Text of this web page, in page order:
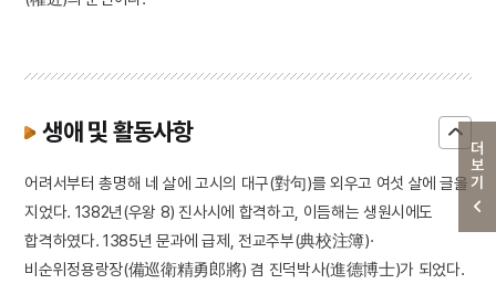
더보기
생애 및 활동사항
어려서부터 총명해 네 살에 고시의 대구(對句)를 외우고 여섯 살에 글을
지었다. 1382년(우왕 8) 진사시에 합격하고, 이듬해는 생원시에도
합격하였다. 1385년 문과에 급제, 전교주부(典校注簿)·
비순위정용랑장(備巡衛精勇郎將) 겸 진덕박사(進德博士)가 되었다.